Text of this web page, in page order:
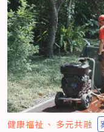
健康福祉 多元共融